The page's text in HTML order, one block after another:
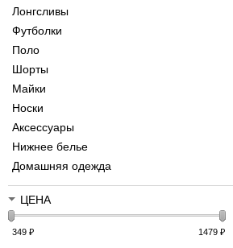
Лонгсливы
Футболки
Поло
Шорты
Майки
Носки
Аксессуары
Нижнее белье
Домашняя одежда
ЦЕНА
349 ₽ 1479₽